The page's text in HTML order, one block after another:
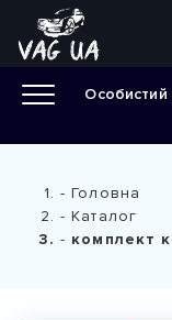
Особистий
Головна
Каталог
комплект